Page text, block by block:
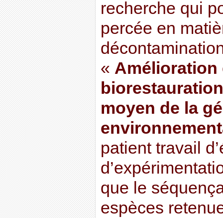
recherche qui
percée en
« Amélioration
moyen de la
patient travail
que le
espèces